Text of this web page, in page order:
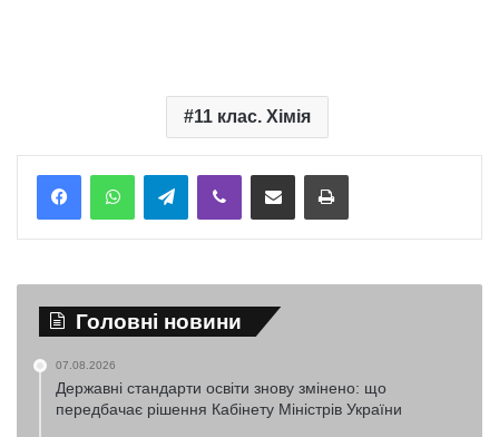
11 клас. Хімія
TelegramViber Надіслати електронною поштоюНадрукувати
Головні новини
07.08.2026
Державні стандарти освіти знову змінено: що
передбачає рішення Кабінету Міністрів України